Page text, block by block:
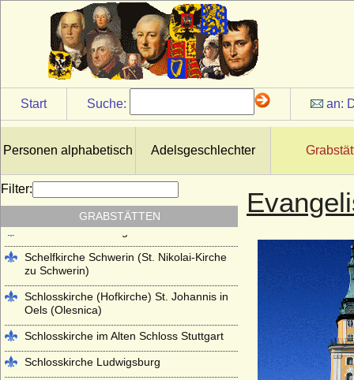
Start Suche: an:
Personen alphabetisch Adelsgeschlechter
Filter:
GRABSTÄTTEN
Kloster Lehnin
Lambertikirche in Aurich
Marienkirche Hanau (ehemals Reformierte
Kirche Hanau)
Martinskirche Kassel
Mausoleum im Schlosspark
(Offenbach a.M.)
Mausoleum Stadthagen
Parkfriedhof Meiningen
Schelfkirche Schwerin (St. Nikolai-Kirche
zu Schwerin)
Schlosskirche (Hofkirche) St. Johannis in
Oels (Olesnica)
Schlosskirche im Alten Schloss Stuttgart
Schlosskirche Ludwigsburg